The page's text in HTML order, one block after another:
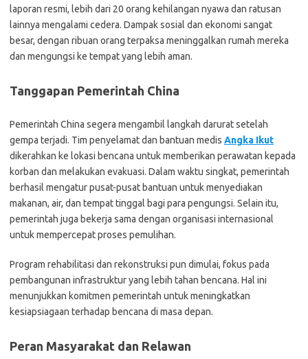
laporan resmi, lebih dari 20 orang kehilangan nyawa dan ratusan
lainnya mengalami cedera. Dampak sosial dan ekonomi sangat
besar, dengan ribuan orang terpaksa meninggalkan rumah mereka
dan mengungsi ke tempat yang lebih aman.
Tanggapan Pemerintah China
Pemerintah China segera mengambil langkah darurat setelah
gempa terjadi. Tim penyelamat dan bantuan medis Angka Ikut
dikerahkan ke lokasi bencana untuk memberikan perawatan kepada
korban dan melakukan evakuasi. Dalam waktu singkat, pemerintah
berhasil mengatur pusat-pusat bantuan untuk menyediakan
makanan, air, dan tempat tinggal bagi para pengungsi. Selain itu,
pemerintah juga bekerja sama dengan organisasi internasional
untuk mempercepat proses pemulihan.
Program rehabilitasi dan rekonstruksi pun dimulai, fokus pada
pembangunan infrastruktur yang lebih tahan bencana. Hal ini
menunjukkan komitmen pemerintah untuk meningkatkan
kesiapsiagaan terhadap bencana di masa depan.
Peran Masyarakat dan Relawan